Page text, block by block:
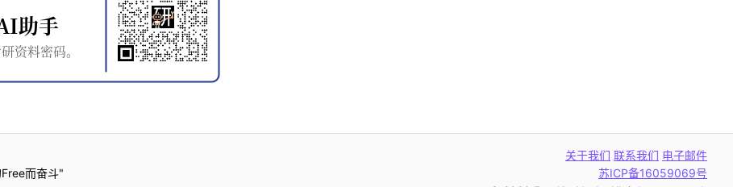
而奋斗"
关于我们 联系我们 电子邮件
苏ICP备16059069号